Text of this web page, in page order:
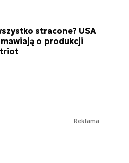
stracone? USA
o produkcji
Reklama